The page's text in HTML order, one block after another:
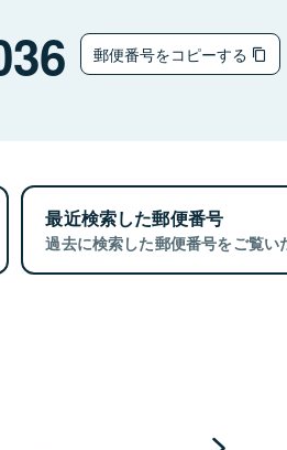
郵便番号をコピーする
最近検索した郵便番号
過去に検索した郵便番号をご覧い